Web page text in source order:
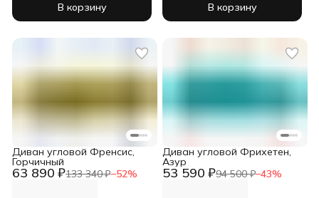
В корзину В корзину
63 890 ₽133 340 ₽−52%
Диван угловой Френсис,
Горчичный
53 590 ₽94 500 ₽−43%
Диван угловой Фрихетен,
Азур